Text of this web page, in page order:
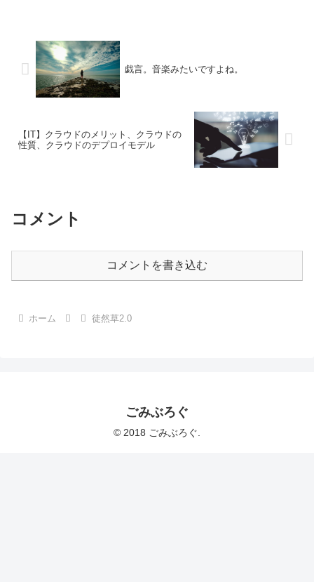
戯言。音楽みたいですよね。
【IT】クラウドのメリット、クラウドの
性質、クラウドのデプロイモデル
コメント
コメントを書き込む
ホーム 徒然草2.0
ごみぶろぐ
© 2018 ごみぶろぐ.